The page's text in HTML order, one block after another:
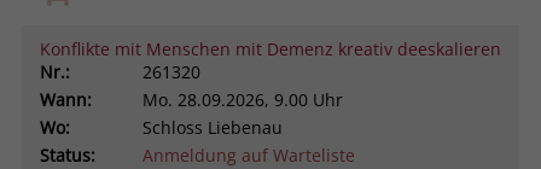
Konflikte mit Menschen mit Demenz kreativ deeskalieren
Nr.:
261320
Wann:
Mo. 28.09.2026, 9.00 Uhr
Wo:
Schloss Liebenau
Status:
Anmeldung auf Warteliste